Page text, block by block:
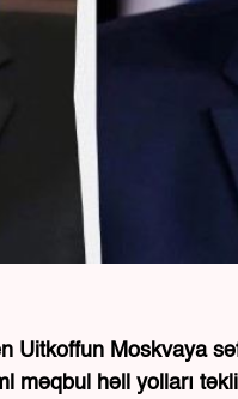
Uitkoffun Moskvaya
məqbul həll yolları